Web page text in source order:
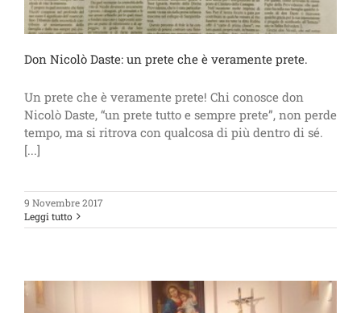
Don Nicolò Daste: un prete che è veramente prete.
Un prete che è veramente prete! Chi conosce don
Nicolò Daste, “un prete tutto e sempre prete”, non perde
tempo, ma si ritrova con qualcosa di più dentro di sé.
[...]
9 Novembre 2017
Leggi tutto